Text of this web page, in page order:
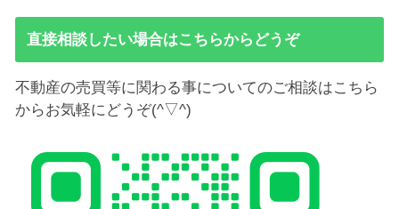
直接相談したい場合はこちらからどうぞ
不動産の売買等に関わる事についてのご相談はこちら
からお気軽にどうぞ(^▽^)